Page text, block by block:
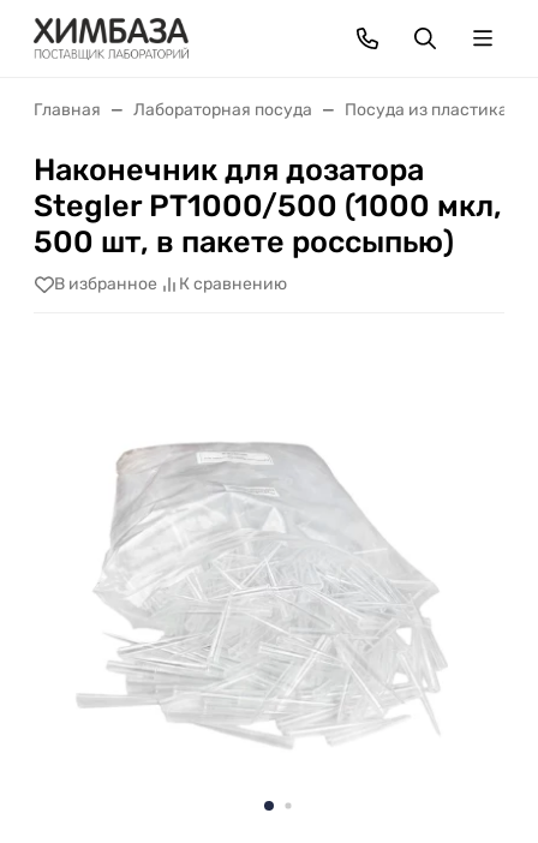
Главная Лабораторная посуда Посуда из пластика
Наконечник для дозатора
Stegler PT1000/500 (1000 мкл,
500 шт, в пакете россыпью)
В избранное К сравнению